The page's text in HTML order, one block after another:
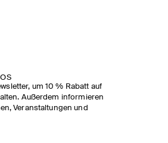
um 10 % Rabatt auf
Außerdem informieren
Veranstaltungen und